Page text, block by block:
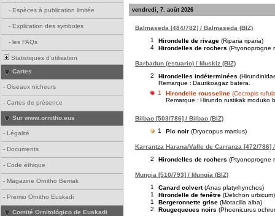
- Espèces à publication limitée
- Explication des symboles
- les FAQs
Statistiques d'utilisation
Cartes
- Oiseaux nicheurs
- Cartes de présence
Sur www.ornitho.eus
- Légalité
- Documents
- Code éthique
- Magazine Ornitho Berriak
- Premio Ornitho Euskadi
Comité Ornitológico de Euskadi
vendredi, 7. août 2026
Balmaseda [484/782] / Balmaseda (BIZ)
1
Hirondelle de rivage (Riparia riparia)
4
Hirondelles de rochers (Ptyonoprogne
Barbadun (estuario) / Muskiz (BIZ)
2
Hirondelles indéterminées
Remarque : Daurikoagaz batera.
1
Hirondelle rousseline (Cecropis
Remarque : Hirundo rustikak moduko
Bilbao [503/786] / Bilbao (BIZ)
1
Pic noir (Dryocopus martius)
Karrantza Harana/Valle de Carranza [472/786]
2
Hirondelles de rochers (Ptyonoprogne
Mungia [510/793] / Mungia (BIZ)
1
Canard colvert (Anas platyrhynchos)
1
Hirondelle de fenêtre (Delichon urbicum)
1
Bergeronnette grise (Motacilla alba)
2
Rougequeues noirs (Phoenicurus